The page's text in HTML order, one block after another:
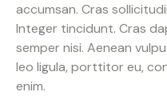
accumsan. Cras
Integer tincidunt. Cras
semper nisi. Aenean
leo ligula, porttitor eu,
enim.